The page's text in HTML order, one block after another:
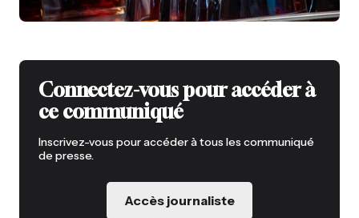
Connectez-vous pour accéder à
ce communiqué
Inscrivez-vous pour accéder à tous les communiqué
de presse.
Accès journaliste